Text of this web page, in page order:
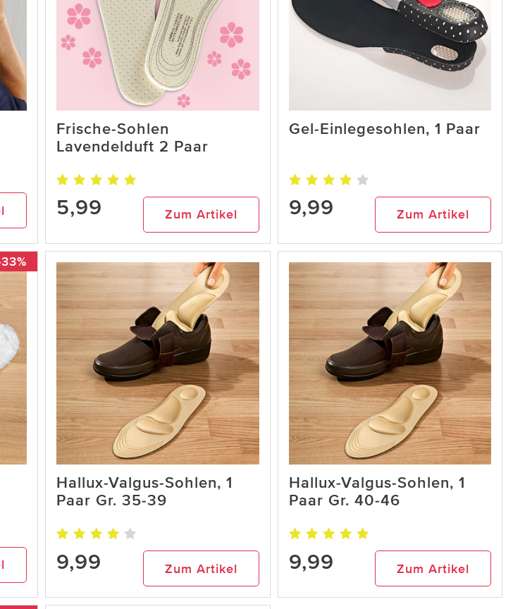
Frische-Sohlen
Lavendelduft 2 Paar
5,99 Zum Artikel
Gel-Einlegesohlen, 1 Paar
9,99 Zum Artikel
Hallux-Valgus-Sohlen, 1
Paar Gr. 35-39
9,99 Zum Artikel
Hallux-Valgus-Sohlen, 1
Paar Gr. 40-46
9,99 Zum Artikel